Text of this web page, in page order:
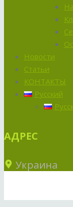
Новости
Статьи
КОНТАКТЫ
Русский
АДРЕС
Украина